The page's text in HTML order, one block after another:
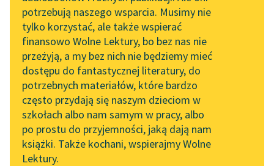
Byliśmy częścią AI Impact
Lab
Zapraszamy na spotkanie
online z tłumaczkami
literatury skandynawskiej
Spotkanie z Katarzyną
Tunkiel w Oslo
102. lata temu zmarł
Joseph Conrad
Przewodnik dla piszących i
czytających
API
OAI-PMH
Widget Wolnych Lektur
Przypisy
potrzebują naszego wsparcia. Musimy nie
tylko korzystać, ale także wspierać
finansowo Wolne Lektury, bo bez nas nie
przeżyją, a my bez nich nie będziemy mieć
dostępu do fantastycznej literatury, do
potrzebnych materiałów, które bardzo
często przydają się naszym dzieciom w
szkołach albo nam samym w pracy, albo
po prostu do przyjemności, jaką dają nam
książki. Także kochani, wspierajmy Wolne
Lektury.
W zawsze wesołych
oczach Basi zjawiła się
niezwykła powaga.
Dziewczyna ucichła i
często zapadała w...
Czytaj więcej